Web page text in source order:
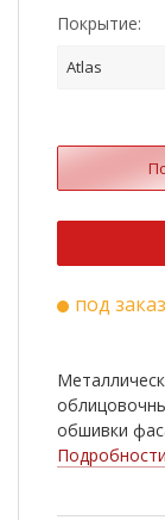
Покрытие:
Atlas
под заказ
обшивки
Подробности